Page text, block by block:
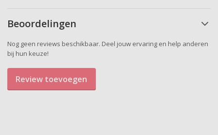
Beoordelingen
Nog geen reviews beschikbaar. Deel jouw ervaring en help anderen
bij hun keuze!
Review toevoegen